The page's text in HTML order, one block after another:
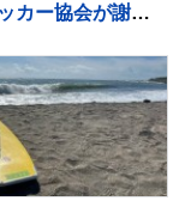
カー協会が謝
索に続き波紋